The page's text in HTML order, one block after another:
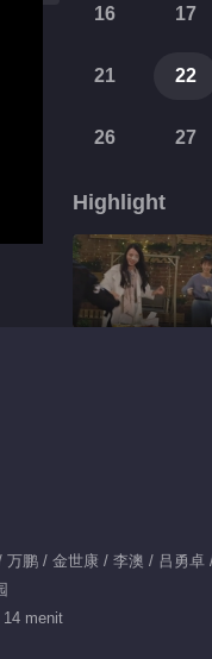
16 17
21 22
26 27
Highlight
万鹏 / 金世康 / 李澳 / 吕勇
14 menit